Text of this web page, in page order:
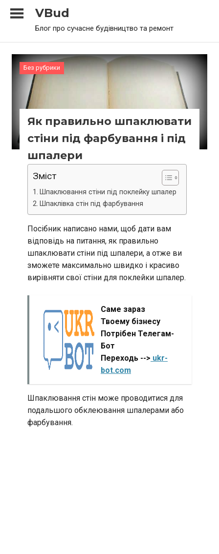
VBud
Блог про сучасне будівництво та ремонт
Без рубрики
Як правильно шпаклювати
стіни під фарбування і під
шпалери
Зміст
Шпаклювання стіни під поклейку шпалер
Шпаклівка стін під фарбування
Посібник написано нами, щоб дати вам
відповідь на питання, як правильно
шпаклювати стіни під шпалери, а отже ви
зможете максимально швидко і красиво
вирівняти свої стіни для поклейки шпалер.
Саме зараз
Твоему бізнесу
Потрібен Телегам-
Бот
Переходь --> ukr-
bot.com
Шпаклювання стін може проводитися для
подальшого обклеювання шпалерами або
фарбування.